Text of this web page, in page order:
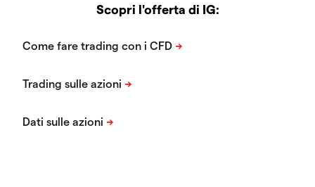
Scopri l'offerta di IG: